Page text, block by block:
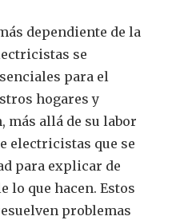
dependiente de la
se
para el
hogares y
más allá de su labor
electricistas que se
para explicar de
lo que hacen. Estos
problemas